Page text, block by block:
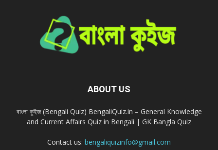
ABOUT US
বাংলা কুইজ (Bengali Quiz) BengaliQuiz.in – General Knowledge
and Current Affairs Quiz in Bengali | GK Bangla Quiz
Contact us: bengaliquizinfo@gmail.com